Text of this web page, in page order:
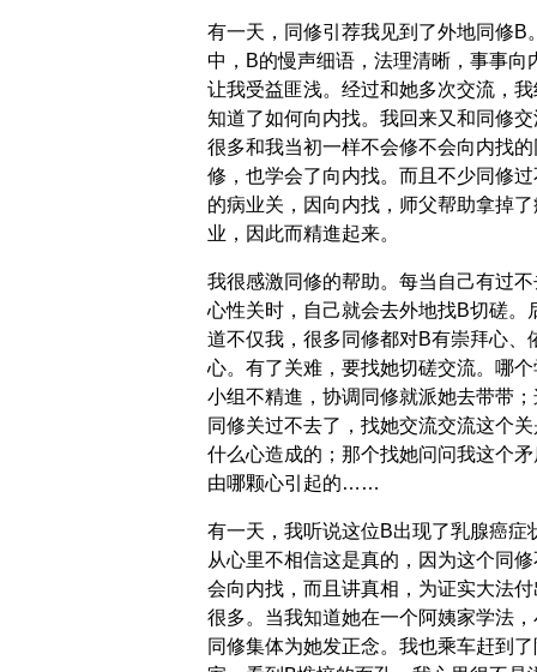
有一天，同修引荐我见到了外地同修B
中，B的慢声细语，法理清晰，事事向
让我受益匪浅。经过和她多次交流，我
知道了如何向内找。我回来又和同修交
很多和我当初一样不会修不会向内找的
修，也学会了向内找。而且不少同修过
的病业关，因向内找，师父帮助拿掉了
业，因此而精進起来。
我很感激同修的帮助。每当自己有过不
心性关时，自己就会去外地找B切磋。
道不仅我，很多同修都对B有崇拜心、
心。有了关难，要找她切磋交流。哪个
小组不精進，协调同修就派她去带带；
同修关过不去了，找她交流交流这个
什么心造成的；那个找她问问我这个矛
由哪颗心引起的……
有一天，我听说这位B出现了乳腺癌症
从心里不相信这是真的，因为这个同
会向内找，而且讲真相，为证实大法付
很多。当我知道她在一个阿姨家学法，
同修集体为她发正念。我也乘车赶到